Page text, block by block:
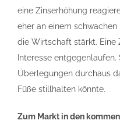
eine Zinserhöhung
eher an einem
die Wirtschaft stärkt. Eine
Interesse
Überlegungen durchaus
Füße stillhalten könnte.
Zum Markt in den